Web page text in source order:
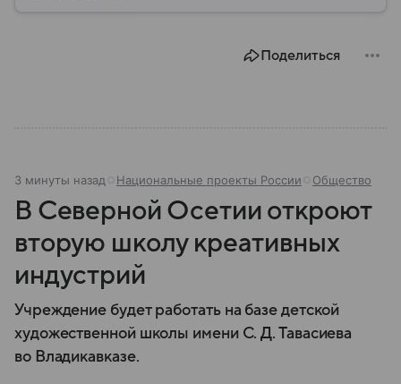
Поделиться
3 минуты назад Национальные проекты России Общество
В Северной Осетии откроют
вторую школу креативных
индустрий
Учреждение будет работать на базе детской
художественной школы имени С. Д. Тавасиева
во Владикавказе.